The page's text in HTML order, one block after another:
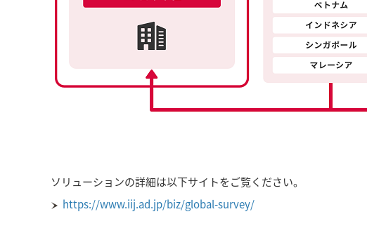
ソリューションの詳細は以下サイトをご覧ください。
https://www.iij.ad.jp/biz/global-survey/